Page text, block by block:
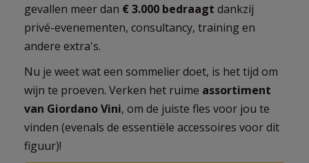
gevallen meer dan € 3.000 bedraagt dankzij
privé-evenementen, consultancy, training en
andere extra's.
Nu je weet wat een sommelier doet, is het tijd om
wijn te proeven. Verken het ruime assortiment
van Giordano Vini, om de juiste fles voor jou te
vinden (evenals de essentiële accessoires voor dit
figuur)!